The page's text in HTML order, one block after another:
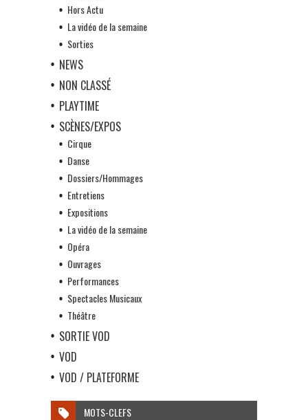
Hors Actu
La vidéo de la semaine
Sorties
NEWS
NON CLASSÉ
PLAYTIME
SCÈNES/EXPOS
Cirque
Danse
Dossiers/Hommages
Entretiens
Expositions
La vidéo de la semaine
Opéra
Ouvrages
Performances
Spectacles Musicaux
Théâtre
SORTIE VOD
VOD
VOD / PLATEFORME
MOTS-CLEFS